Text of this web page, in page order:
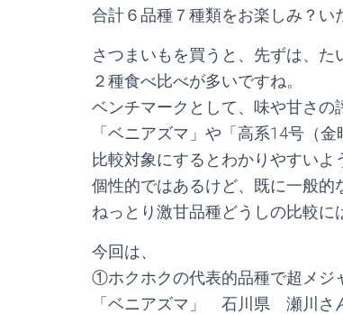
合計６品種７種類をお楽しみ？い
さつまいもを買うと、先ずは、た
２種食べ比べが多いですね。
ベンチマークとして、味や甘さの
「ベニアズマ」や「高系14号（
比較対象にするとわかりやすいよ
個性的ではあるけど、既に一般的
ねっとり激甘品種どうしの比較
今回は、
①ホクホクの代表的品種で超メジ
「ベニアズマ」 石川県 瀬川さ